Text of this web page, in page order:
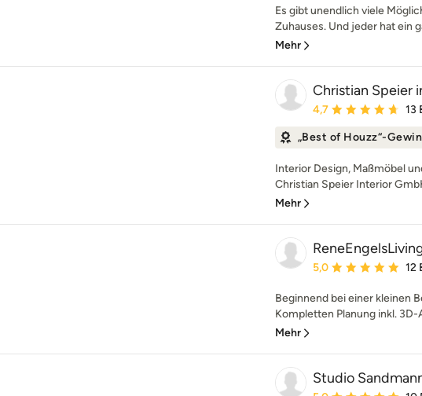
Es gibt unendlich viele
Zuhauses. Und jeder hat ein
Mehr
Christian Speier
Durchschnittliche
4,7 13
„Best of Houzz“-
Interior Design, Maßmöbel
Christian Speier Interior
Mehr
Durchschnittliche
5,0 12
Beginnend bei einer kleinen
Kompletten Planung inkl. 3D-
Mehr
Studio